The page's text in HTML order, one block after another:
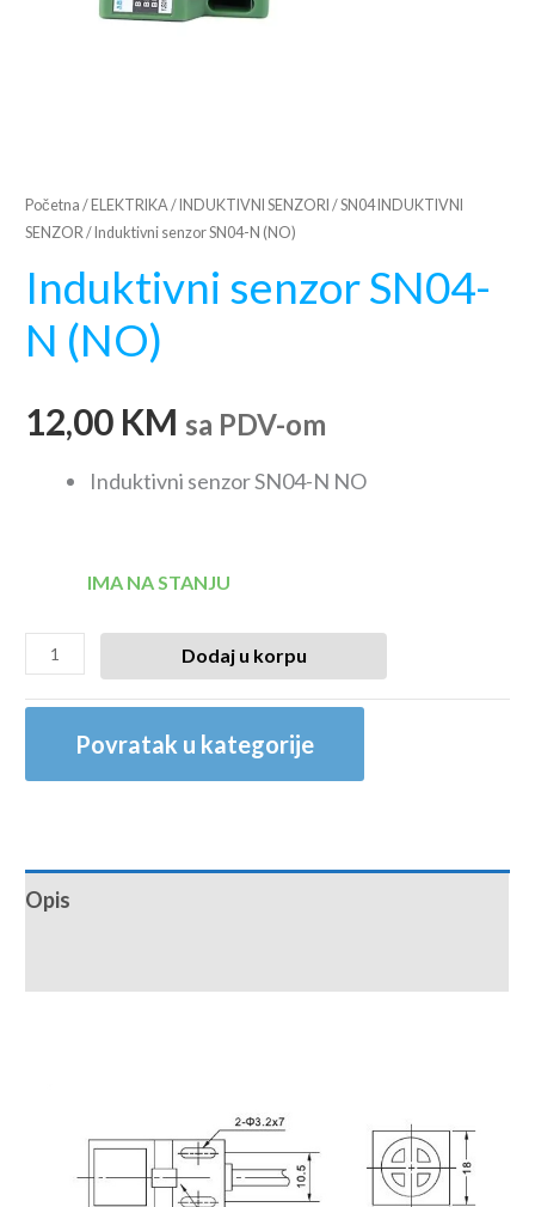
Početna /ELEKTRIKA /INDUKTIVNI SENZORI /SN04 INDUKTIVNI
SENZOR / Induktivni senzor SN04-N (NO)
Induktivni senzor SN04-
N (NO)
12,00 KM sa PDV-om
Induktivni senzor SN04-N NO
IMA NA STANJU
Dodaj u korpu
Povratak u kategorije
Opis